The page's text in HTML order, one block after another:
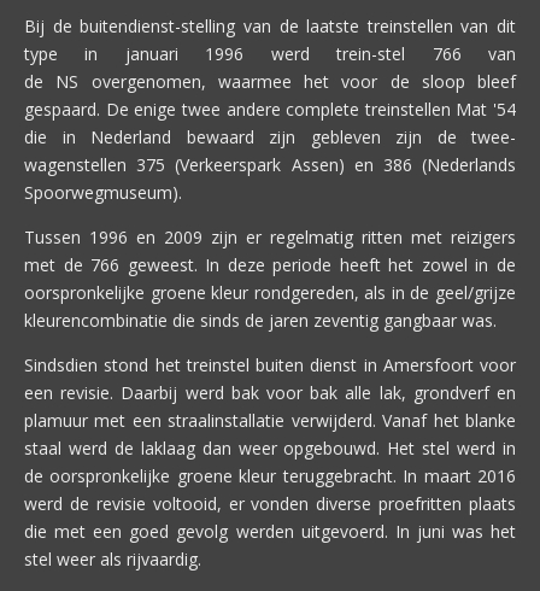
Bij de buitendienst-stelling van de laatste treinstellen van dit
type in januari 1996 werd trein-stel 766 van
de
NS
overgenomen, waarmee het voor de sloop bleef
gespaard. De enige twee andere complete treinstellen Mat '54
die in Nederland bewaard zijn gebleven zijn de twee-
wagenstellen 375 (Verkeerspark Assen) en 386 (Nederlands
Spoorwegmuseum).
Tussen 1996 en 2009 zijn er regelmatig ritten met reizigers
met de 766 geweest. In deze periode heeft het zowel in de
oorspronkelijke groene kleur rondgereden, als in de geel/grijze
kleurencombinatie die sinds de jaren zeventig gangbaar was.
Sindsdien stond het treinstel buiten dienst in Amersfoort voor
een revisie. Daarbij werd bak voor bak alle lak, grondverf en
plamuur met een straalinstallatie verwijderd. Vanaf het blanke
staal werd de laklaag dan weer opgebouwd. Het stel werd in
de oorspronkelijke groene kleur teruggebracht. In maart 2016
werd de revisie voltooid, er vonden diverse proefritten plaats
die met een goed gevolg werden uitgevoerd. In juni was het
stel weer als rijvaardig.